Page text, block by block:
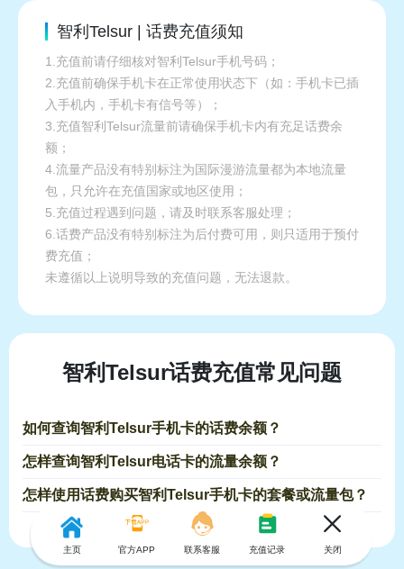
智利Telsur | 话费充值须知
1.充值前请仔细核对智利Telsur手机号码；
2.充值前确保手机卡在正常使用状态下（如：手机卡已插
入手机内，手机卡有信号等）；
3.充值智利Telsur流量前请确保手机卡内有充足话费余
额；
4.流量产品没有特别标注为国际漫游流量都为本地流量
包，只允许在充值国家或地区使用；
5.充值过程遇到问题，请及时联系客服处理；
6.话费产品没有特别标注为后付费可用，则只适用于预付
费充值；
未遵循以上说明导致的充值问题，无法退款。
智利Telsur话费充值常见问题
如何查询智利Telsur手机卡的话费余额？
怎样查询智利Telsur电话卡的流量余额？
怎样使用话费购买智利Telsur手机卡的套餐或流量包？
主页 官方APP 联系客服 充值记录 关闭